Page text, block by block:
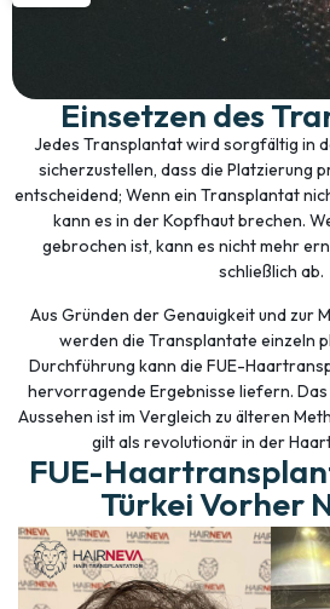
Einsetzen des
Jedes Transplantat wird sorgfältig in
sicherzustellen, dass die Platzierung
entscheidend; Wenn ein Transplantat
kann es in der Kopfhaut brechen.
gebrochen ist, kann es nicht mehr
schließlich ab.
Aus Gründen der Genauigkeit und zur
werden die Transplantate einzeln
Durchführung kann die FUE-
hervorragende Ergebnisse liefern.
Aussehen ist im Vergleich zu älteren
gilt als revolutionär in der
FUE-
Türkei Vorher